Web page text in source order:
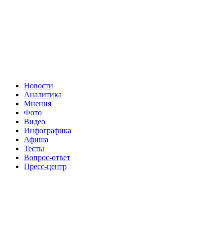
Новости
Аналитика
Мнения
Фото
Видео
Инфографика
Афиша
Тесты
Вопрос-ответ
Пресс-центр